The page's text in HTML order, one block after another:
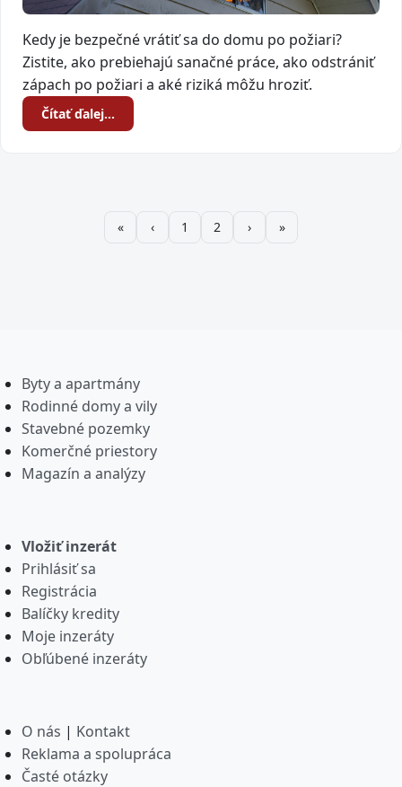
Kedy je bezpečné vrátiť sa do domu po požiari?
Zistite, ako prebiehajú sanačné práce, ako odstrániť
zápach po požiari a aké riziká môžu hroziť.
Čítať ďalej…
1 2
Byty a apartmány
Rodinné domy a vily
Stavebné pozemky
Komerčné priestory
Magazín a analýzy
Vložiť inzerát
Prihlásiť sa
Registrácia
Balíčky kredity
Moje inzeráty
Obľúbené inzeráty
O nás | Kontakt
Reklama a spolupráca
Časté otázky